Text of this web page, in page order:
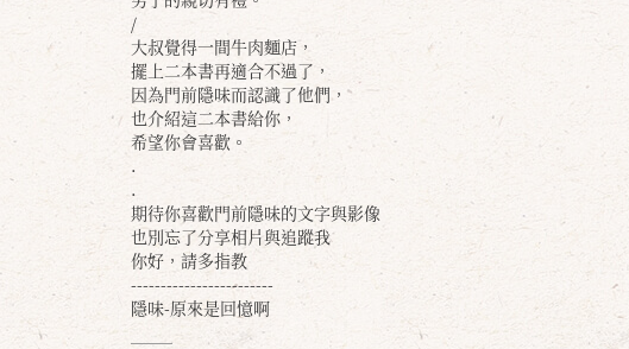
/
大叔覺得一間牛肉麵店，
擺上二本書再適合不過了，
因為門前隱味而認識了他們，
也介紹這二本書給你，
希望你會喜歡。
.
.
期待你喜歡門前隱味的文字與影像
也別忘了分享相片與追蹤我
你好，請多指教
------------------------
隱味-原來是回憶啊